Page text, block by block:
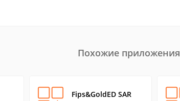
Похожие приложения
Fips&GoldED SAR